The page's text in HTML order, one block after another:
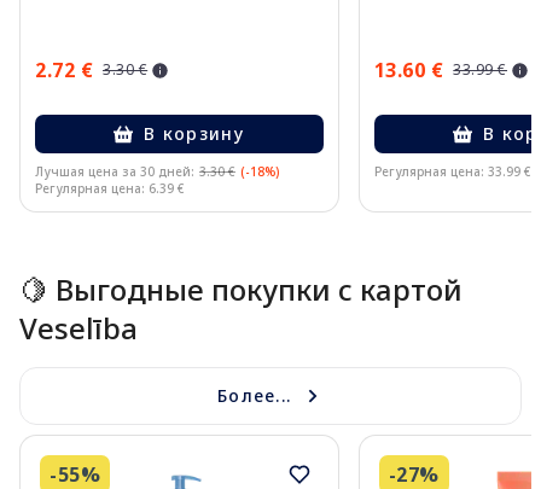
2.72 € 3.30 €
В корзину
Лучшая цена за 30 дней: 3.30 € (-18%)
Регулярная цена: 6.39 €
13.60 € 33.99 €
В
Регулярная цена: 33.99 €
🍋 Выгодные покупки с картой
Veselība
Более...
-55% -27%